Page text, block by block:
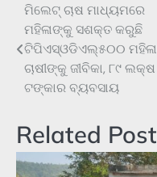
Post
navigation
ମିଲେଟ୍ ଚାଷ ମାଧ୍ୟମରେ
ମହିଳାଙ୍କୁ ସଶକ୍ତ କରୁଛି
ଟିପିଏସ୍ଓଡିଏଲ୍୫୦୦ ମହିଳା
ଚାଷୀଙ୍କୁ ଜୀବିକା, ୮୯ ଲକ୍ଷ
ଟଙ୍କାର ବ୍ୟବସାୟ
Related